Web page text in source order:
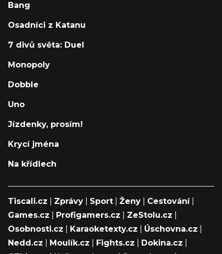
Bang
Osadníci z Katanu
7 divů světa: Duel
Monopoly
Dobble
Uno
Jízdenky, prosím!
Krycí jména
Na křídlech
Tiscali.cz Zprávy Sport Ženy Cestování|
Games.cz
Profigamers.cz ZeStolu.cz
Osobnosti.cz
Karaoketexty.cz Úschovna.cz
Nedd.cz
Moulík.cz Fights.cz Dokina.cz